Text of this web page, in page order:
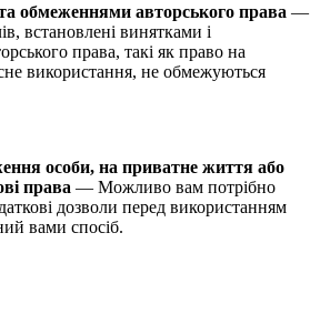
обмеженнями авторського права —
встановлені винятками і
права, такі як право на
використання, не обмежуються
особи, на приватне життя або
права — Можливо вам потрібно
дозволи перед використанням
вами спосіб.